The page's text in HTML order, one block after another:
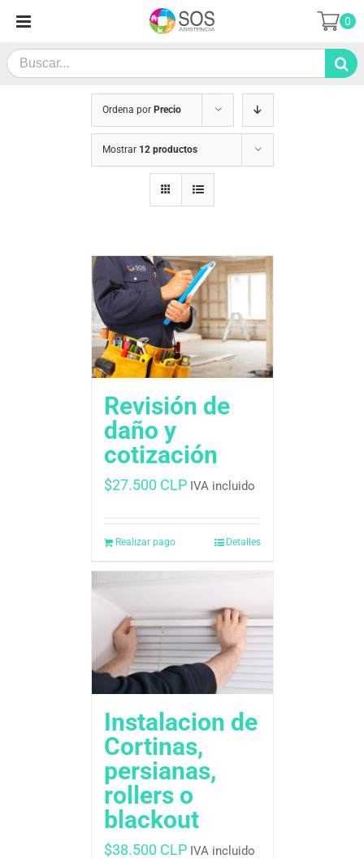
contenido
Search
for:
0
Ordena por Precio
Mostrar 12 productos
Revisión de
daño y
cotización
$27.500 CLP IVA incluido
Realizar pago Detalles
Instalacion de
Cortinas,
persianas,
rollers o
blackout
$38.500 CLP IVA incluido